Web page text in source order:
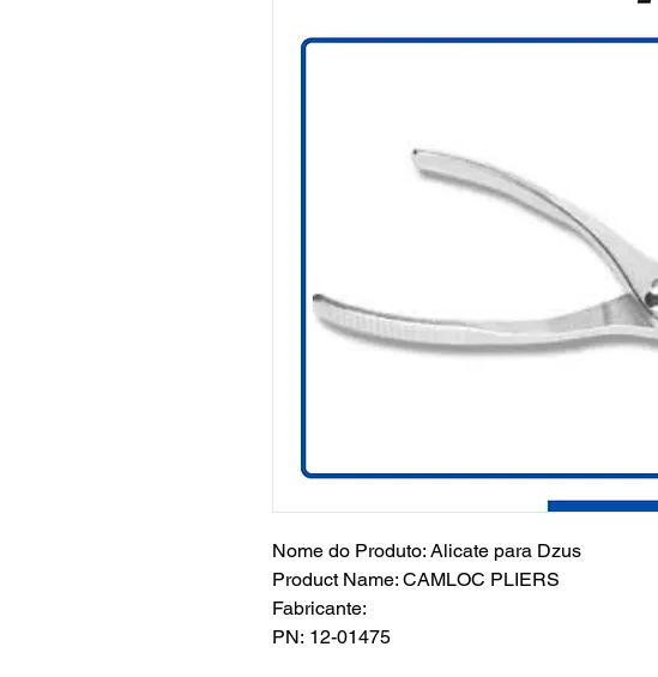
Nome do Produto: Alicate para Dzus
Product Name: CAMLOC PLIERS
Fabricante:
PN: 12-01475